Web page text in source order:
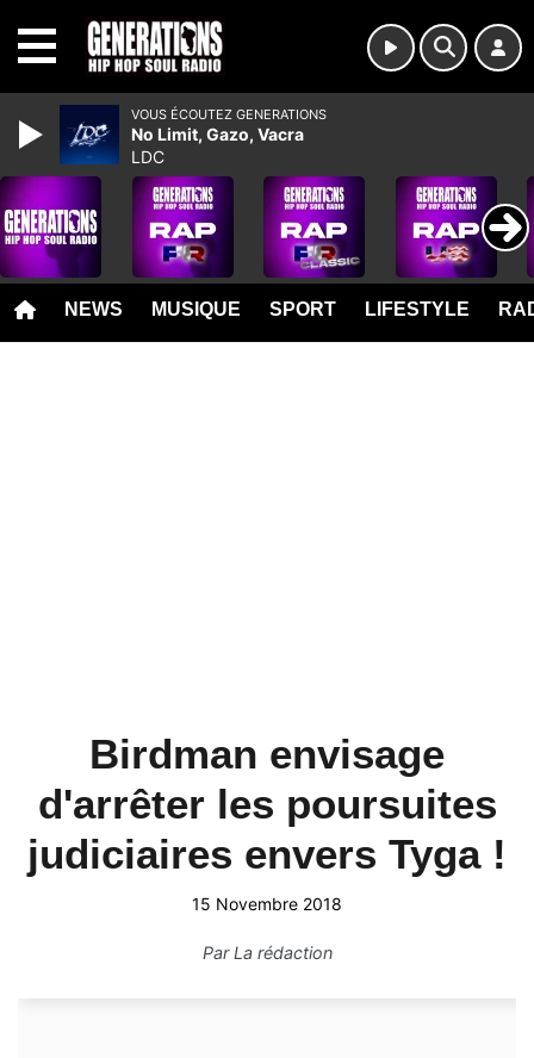
NEWS MUSIQUE SPORT LIFESTYLE
Birdman envisage
d'arrêter les poursuites
judiciaires envers Tyga !
15 Novembre 2018
ParLa rédaction
VOUS ÉCOUTEZ GENERATIONS
No Limit, Gazo, Vacra
LDC